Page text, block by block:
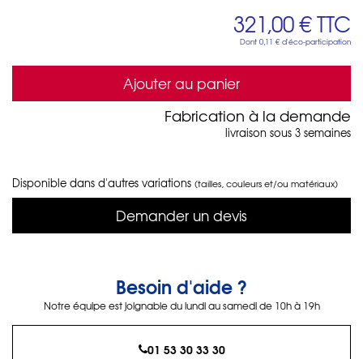
321,00 €TTC
Dont 0,11 € d'éco-participation
Ajouter au panier
Fabrication à la demande
livraison sous 3 semaines
Disponible dans d'autres variations (tailles, couleurs et/ou matériaux)
Demander un devis
Besoin d'aide ?
Notre équipe est joignable du lundi au samedi de 10h à 19h
01 53 30 33 30